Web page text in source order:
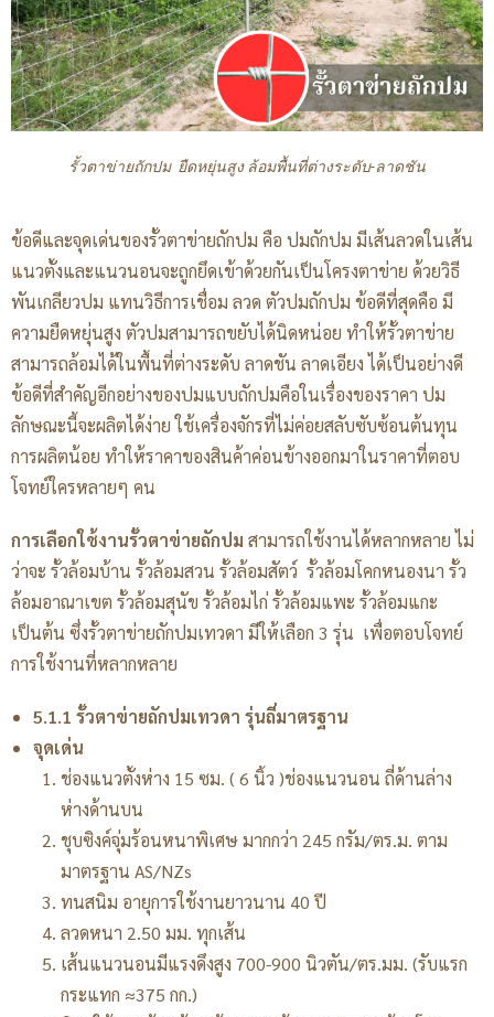
รั้วตาข่ายถักปม ยืดหยุ่นสูง ล้อมพื้นที่ต่างระดับ-ลาดชัน
ข้อดีและจุดเด่นของรั้วตาข่ายถักปม คือ ปมถักปม มีเส้นลวดในเส้น
แนวตั้งและแนวนอนจะถูกยึดเข้าด้วยกันเป็นโครงตาข่าย ด้วยวิธี
พันเกลียวปม แทนวิธีการเชื่อม ลวด ตัวปมถักปม ข้อดีที่สุดคือ มี
ความยืดหยุ่นสูง ตัวปมสามารถขยับได้นิดหน่อย ทำให้รั้วตาข่าย
สามารถล้อมได้ในพื้นที่ต่างระดับ ลาดชัน ลาดเอียง ได้เป็นอย่างดี
ข้อดีที่สำคัญอีกอย่างของปมแบบถักปมคือในเรื่องของราคา ปม
ลักษณะนี้จะผลิตได้ง่าย ใช้เครื่องจักรที่ไม่ค่อยสลับซับซ้อนต้นทุน
การผลิตน้อย ทำให้ราคาของสินค้าค่อนข้างออกมาในราคาที่ตอบ
โจทย์ใครหลายๆ คน
การเลือกใช้งานรั้วตาข่ายถักปม สามารถใช้งานได้หลากหลาย ไม่
ว่าจะ รั้วล้อมบ้าน รั้วล้อมสวน รั้วล้อมสัตว์ รั้วล้อมโคกหนองนา รั้ว
ล้อมอาณาเขต รั้วล้อมสุนัข รั้วล้อมไก่ รั้วล้อมแพะ รั้วล้อมแกะ
เป็นต้น ซึ่งรั้วตาข่ายถักปมเทวดา มีให้เลือก 3 รุ่น เพื่อตอบโจทย์
การใช้งานที่หลากหลาย
5.1.1 รั้วตาข่ายถักปมเทวดา รุ่นถี่มาตรฐาน
จุดเด่น
ช่องแนวตั้งห่าง 15 ซม. ( 6 นิ้ว )ช่องแนวนอน ถี่ด้านล่าง
ห่างด้านบน
ชุบซิงค์จุ่มร้อนหนาพิเศษ มากกว่า 245 กรัม/ตร.ม. ตาม
มาตรฐาน AS/NZs
ทนสนิม อายุการใช้งานยาวนาน 40 ปี
ลวดหนา 2.50 มม. ทุกเส้น
เส้นแนวนอนมีแรงดึงสูง 700-900 นิวตัน/ตร.มม. (รับแรก
กระแทก ≈375 กก.)